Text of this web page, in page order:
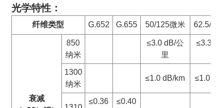
光学特性：
纤维类型 G.652 G.655 50/125微米 62.5/
衰减
850
纳米
≤3.0 dB/公
里
≤3.3
1300
纳米
≤1.0 dB/km ≤1.0
≤0.36
≤0.40